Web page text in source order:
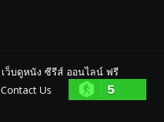
เว็บดูหนัง ซีรีส์ ออนไลน์ ฟรี
Contact Us 5